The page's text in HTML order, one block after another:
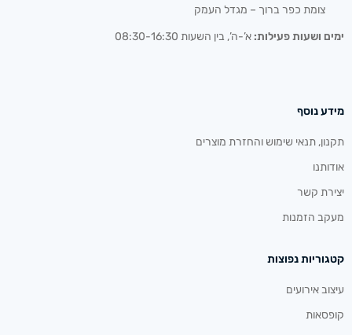
צומת כפר ברוך – מגדל העמק
ימים ושעות פעילות: א’-ה’, בין השעות 08:30-16:30
מידע נוסף
תקנון, תנאי שימוש והחזרת מוצרים
אודותנו
יצירת קשר
מעקב הזמנות
קטגוריות נפוצות
עיצוב אירועים
קופסאות